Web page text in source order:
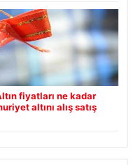
fiyatları ne kadar
altını alış satış